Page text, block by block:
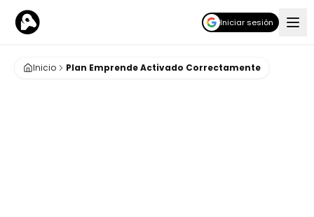
Iniciar sesión
Inicio Plan Emprende Activado Correctamente